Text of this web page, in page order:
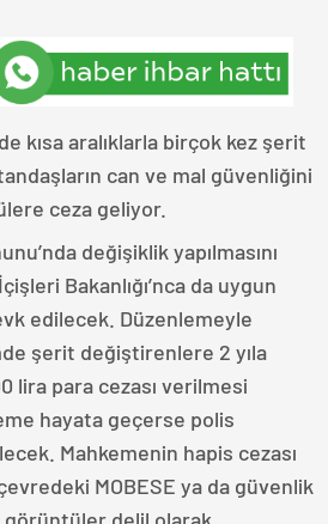
kısa aralıklarla birçok kez şerit
can ve mal güvenliğini
ceza geliyor.
değişiklik yapılmasını
Bakanlığı’nca da uygun
edilecek. Düzenlemeyle
şerit değiştirenlere 2 yıla
lira para cezası verilmesi
hayata geçerse polis
Mahkemenin hapis cezası
MOBESE ya da güvenlik